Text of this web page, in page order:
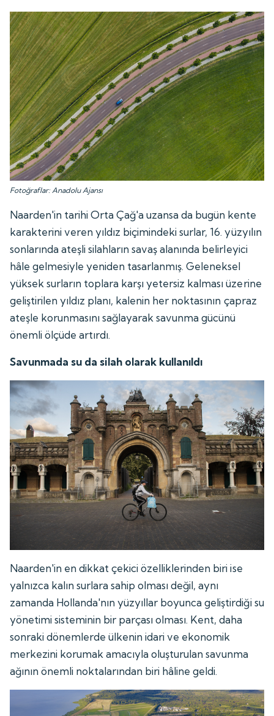
Fotoğraflar: Anadolu Ajansı
Naarden'in tarihi Orta Çağ'a uzansa da bugün kente
karakterini veren yıldız biçimindeki surlar, 16. yüzyılın
sonlarında ateşli silahların savaş alanında belirleyici
hâle gelmesiyle yeniden tasarlanmış. Geleneksel
yüksek surların toplara karşı yetersiz kalması üzerine
geliştirilen yıldız planı, kalenin her noktasının çapraz
ateşle korunmasını sağlayarak savunma gücünü
önemli ölçüde artırdı.
Savunmada su da silah olarak kullanıldı
Naarden'in en dikkat çekici özelliklerinden biri ise
yalnızca kalın surlara sahip olması değil, aynı
zamanda Hollanda'nın yüzyıllar boyunca geliştirdiği su
yönetimi sisteminin bir parçası olması. Kent, daha
sonraki dönemlerde ülkenin idari ve ekonomik
merkezini korumak amacıyla oluşturulan savunma
ağının önemli noktalarından biri hâline geldi.